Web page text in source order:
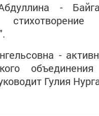
-
-
Гулия